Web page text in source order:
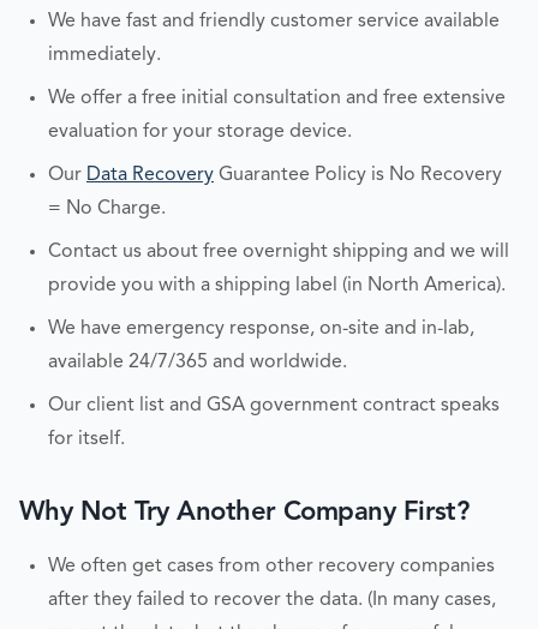
We have fast and friendly customer service available
immediately.
We offer a free initial consultation and free extensive
evaluation for your storage device.
Our Data Recovery Guarantee Policy is No Recovery
= No Charge.
Contact us about free overnight shipping and we will
provide you with a shipping label (in North America).
We have emergency response, on-site and in-lab,
available 24/7/365 and worldwide.
Our client list and GSA government contract speaks
for itself.
Why Not Try Another Company First?
We often get cases from other recovery companies
after they failed to recover the data. (In many cases,